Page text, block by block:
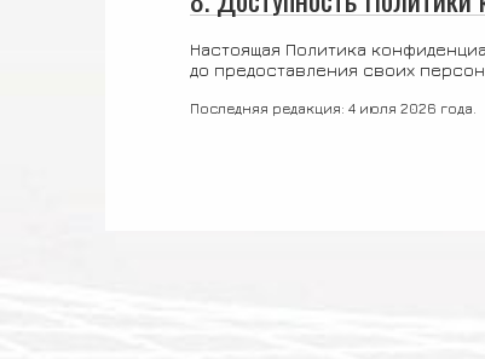
Настоящая Политика
до предоставления своих
Последняя редакция: 4 июля 2026 года.